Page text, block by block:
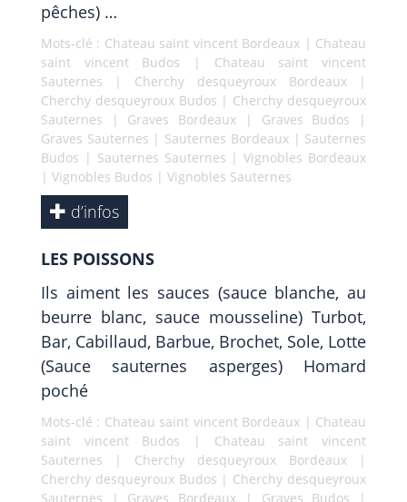
pêches) …
Mots-clé : Chateau saint vincent Bordeaux | Chateau
saint vincent Budos | Chateau saint vincent
Sauternes | Cherchy desqueyroux Bordeaux|
Cherchy desqueyroux Budos | Cherchy desqueyroux
Sauternes | Graves Bordeaux | Graves Budos |
Graves Sauternes | Sauternes Bordeaux| Sauternes
Budos | Sauternes Sauternes |Vignobles Bordeaux
| Vignobles Budos | Vignobles Sauternes
d’infos
LES POISSONS
Ils aiment les sauces (sauce blanche, au
beurre blanc, sauce mousseline) Turbot,
Bar, Cabillaud, Barbue, Brochet, Sole, Lotte
(Sauce sauternes asperges) Homard
poché
Mots-clé : Chateau saint vincent Bordeaux | Chateau
saint vincent Budos | Chateau saint vincent
Sauternes | Cherchy desqueyroux Bordeaux|
Cherchy desqueyroux Budos | Cherchy desqueyroux
Sauternes | Graves Bordeaux | Graves Budos |